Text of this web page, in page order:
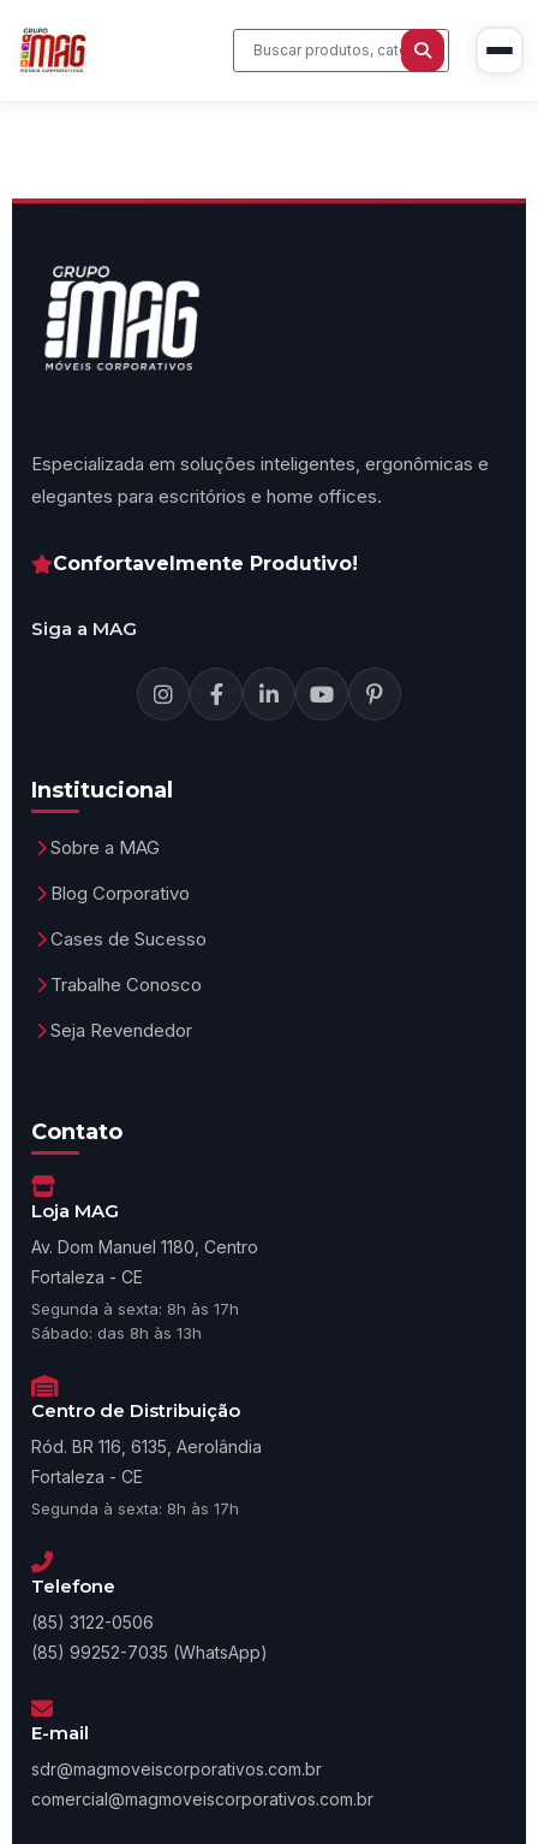
Produtos
Cadeiras Corporativas
Mesas Executivas
Sala de Reunião
Acessórios
Contato
Especializada em soluções inteligentes, ergonômicas e
elegantes para escritórios e home offices.
Confortavelmente Produtivo!
Siga a MAG
Institucional
Sobre a MAG
Blog Corporativo
Cases de Sucesso
Trabalhe Conosco
Seja Revendedor
Contato
Loja MAG
Av. Dom Manuel 1180, Centro
Fortaleza - CE
Segunda à sexta: 8h às 17h
Sábado: das 8h às 13h
Centro de Distribuição
Ród. BR 116, 6135, Aerolândia
Fortaleza - CE
Segunda à sexta: 8h às 17h
Telefone
(85) 3122-0506
(85) 99252-7035 (WhatsApp)
E-mail
sdr@magmoveiscorporativos.com.br
comercial@magmoveiscorporativos.com.br